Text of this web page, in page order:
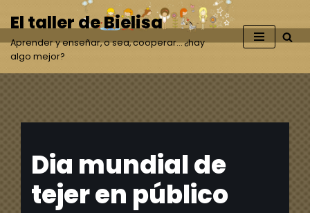
Saltar
al
contenido
El taller de Bielisa
Aprender y enseñar, o sea, cooperar… ¿hay
algo mejor?
Dia mundial de
tejer en público